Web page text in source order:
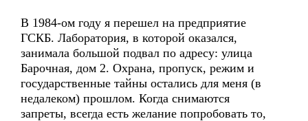
В 1984-ом году я перешел на предприятие
ГСКБ. Лаборатория, в которой оказался,
занимала большой подвал по адресу: улица
Барочная, дом 2. Охрана, пропуск, режим и
государственные тайны остались для меня (в
недалеком) прошлом. Когда снимаются
запреты, всегда есть желание попробовать то,